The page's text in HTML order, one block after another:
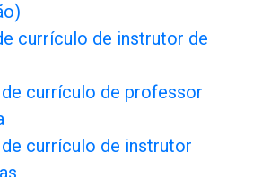
currículo de instrutor de
currículo de professor
currículo de instrutor